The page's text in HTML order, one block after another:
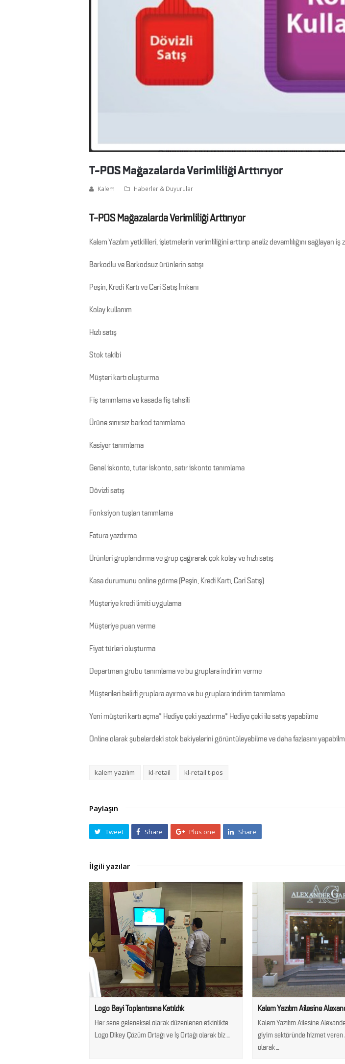
T-POS Mağazalarda Verimliliği Arttırıyor
Kalem Haberler & Duyurular
T-POS Mağazalarda Verimliliği Arttırıyor
Kalem Yazılım yetkilileri, işletmelerin verimliliğini arttırıp analiz devamlılığını sağlayan
Barkodlu ve Barkodsuz ürünlerin satışı
Peşin, Kredi Kartı ve Cari Satış İmkanı
Kolay kullanım
Hızlı satış
Stok takibi
Müşteri kartı oluşturma
Fiş tanımlama ve kasada fiş tahsili
Ürüne sınırsız barkod tanımlama
Kasiyer tanımlama
Genel iskonto, tutar iskonto, satır iskonto tanımlama
Dövizli satış
Fonksiyon tuşları tanımlama
Fatura yazdırma
Ürünleri gruplandırma ve grup çağırarak çok kolay ve hızlı satış
Kasa durumunu online görme (Peşin, Kredi Kartı, Cari Satış)
Müşteriye kredi limiti uygulama
Müşteriye puan verme
Fiyat türleri oluşturma
Departman grubu tanımlama ve bu gruplara indirim verme
Müşterileri belirli gruplara ayırma ve bu gruplara indirim tanımlama
Yeni müşteri kartı açma* Hediye çeki yazdırma* Hediye çeki ile satış yapabilme
Online olarak şubelerdeki stok bakiyelerini görüntüleyebilme ve daha fazlasını
kalem yazılım kl-retail kl-retail t-pos
Paylaşın
Tweet Share Plus one Share
İlgili yazılar
Logo Bayi Toplantısına Katıldık
Her sene geleneksel olarak düzenlenen etkinlikte
Logo Dikey Çözüm Ortağı ve İş Ortağı olarak biz…
Kalem Yazılım Ailesine
Kalem Yazılım Ailesine
giyim sektöründe hizmet veren
olarak…